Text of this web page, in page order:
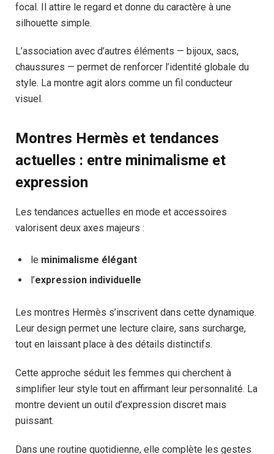
focal. Il attire le regard et donne du caractère à une
silhouette simple.
L’association avec d’autres éléments — bijoux, sacs,
chaussures — permet de renforcer l’identité globale du
style. La montre agit alors comme un fil conducteur
visuel.
Montres Hermès et tendances
actuelles : entre minimalisme et
expression
Les tendances actuelles en mode et accessoires
valorisent deux axes majeurs :
le minimalisme élégant
l’expression individuelle
Les montres Hermès s’inscrivent dans cette dynamique.
Leur design permet une lecture claire, sans surcharge,
tout en laissant place à des détails distinctifs.
Cette approche séduit les femmes qui cherchent à
simplifier leur style tout en affirmant leur personnalité. La
montre devient un outil d’expression discret mais
puissant.
Dans une routine quotidienne, elle complète les gestes